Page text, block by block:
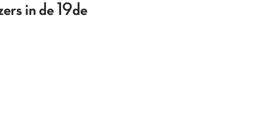
in de 19de